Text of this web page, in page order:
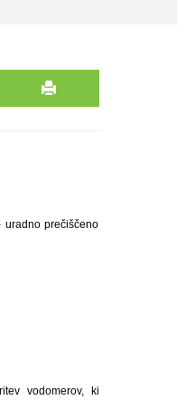
prečiščeno
vodomerov, ki